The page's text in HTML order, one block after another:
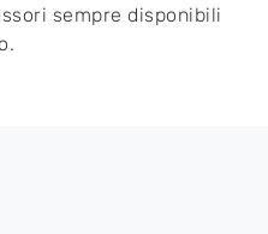
sempre disponibili